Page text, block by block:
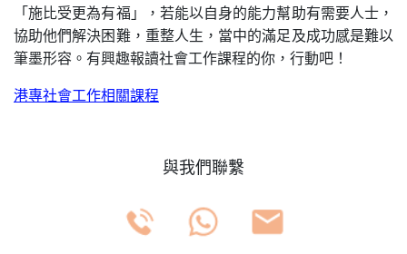
「施比受更為有福」，若能以自身的能力幫助有需要人士，
協助他們解決困難，重整人生，當中的滿足及成功感是難以
筆墨形容。有興趣報讀社會工作課程的你，行動吧！
港專社會工作相關課程
與我們聯繫